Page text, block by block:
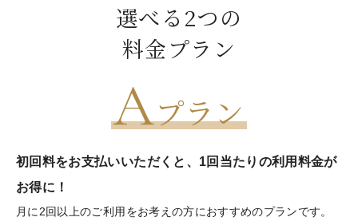
選べる2つの
料金プラン
Aプラン
初回料をお支払いいただくと、1回当たりの利用料金が
お得に！
月に2回以上のご利用をお考えの方におすすめのプランです。